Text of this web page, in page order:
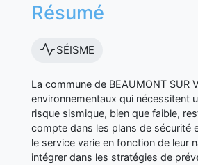
Résumé
SÉISME
La commune de BEAUMONT SUR
environnementaux qui nécessitent
risque sismique, bien que faible,
compte dans les plans de sécurité
le service varie en fonction de leur
intégrer dans les stratégies de